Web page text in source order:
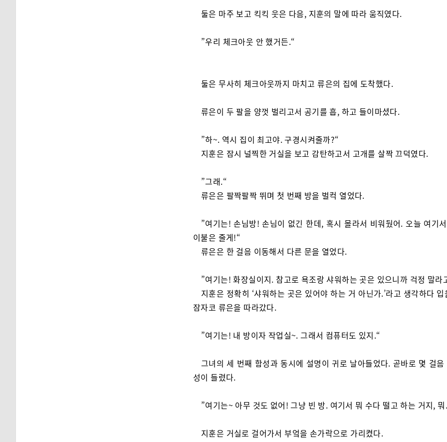
둘은 마주 보고 킥킥 웃은 다음, 지훈의 말에 따라 움직였다.
”우리 체크아웃 안 했거든.“
둘은 무사히 체크아웃까지 마치고 류은의 집에 도착했다.
류은이 두 팔을 양껏 벌리고서 공기를 흡, 하고 들이마셨다.
”하~. 역시 집이 최고야. 구경시켜줄까?“
지훈은 잠시 널찍한 거실을 보고 감탄하고서 고개를 살짝 끄덕였다.
”그래.“
류은은 팔짝팔짝 뛰며 첫 번째 방을 벌컥 열었다.
”여기는! 손님방! 손님이 없긴 한데, 혹시 몰라서 비워뒀어. 오늘 여기
이불은 줄게!“
류은은 한 걸음 이동해서 다른 문을 열었다.
”여기는! 화장실이지. 참고로 욕조랑 샤워하는 곳은 있으니까 걱정 말라
지훈은 정확히 ‘샤워하는 곳은 있어야 하는 거 아닌가.’라고 생각하다
잠자코 류은을 따라갔다.
”여기는! 내 방이자 작업실~. 그래서 컴퓨터도 있지.“
그녀의 세 번째 함성과 동시에 설명이 귀로 날아들었다. 곧바로 몇 걸
성이 들렸다.
”여기는~ 아무 것도 없어! 그냥 빈 방. 여기서 뭐 수다 떨고 하는 거지, 뭐
지훈은 거실로 걸어가서 부엌을 손가락으로 가리켰다.